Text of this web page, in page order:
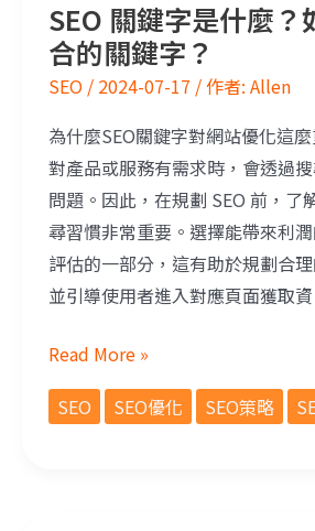
SEO 關鍵字是什麼？
合的關鍵字？
SEO / 2024-07-17 / 作者: Allen
為什麼SEO關鍵字對網站優化這
對產品或服務有需求時，會透過
問題。因此，在規劃 SEO 前，了
尋習慣非常重要。選擇能帶來利
評估的一部分，這有助於規劃合
並引導使用者進入對應頁面獲取資
Read More »
SEO
SEO優化 SEO策略